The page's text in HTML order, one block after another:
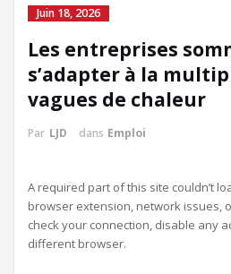
Juin 18, 2026
Les entreprises
s’adapter à la
vagues de chaleur
Par LJD dans Emploi
A required part of this site couldn’t
browser extension, network issues,
check your connection, disable any
different browser.